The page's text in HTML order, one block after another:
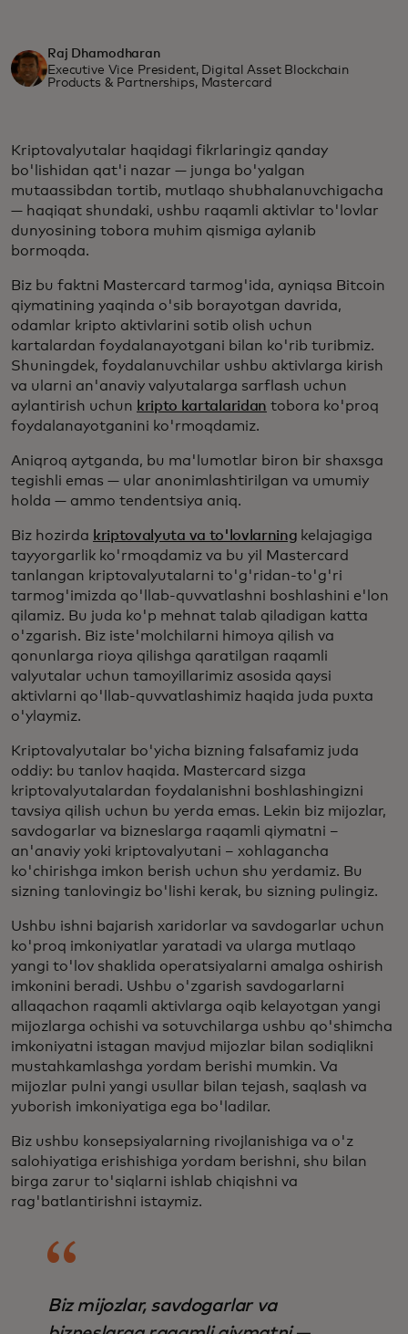
Raj Dhamodharan
Executive Vice President, Digital Asset Blockchain
Products & Partnerships, Mastercard
Kriptovalyutalar haqidagi fikrlaringiz qanday
bo'lishidan qat'i nazar — junga bo'yalgan
mutaassibdan tortib, mutlaqo shubhalanuvchigacha
— haqiqat shundaki, ushbu raqamli aktivlar to'lovlar
dunyosining tobora muhim qismiga aylanib
bormoqda.
Biz bu faktni Mastercard tarmog'ida, ayniqsa Bitcoin
qiymatining yaqinda o'sib borayotgan davrida,
odamlar kripto aktivlarini sotib olish uchun
kartalardan foydalanayotgani bilan ko'rib turibmiz.
Shuningdek, foydalanuvchilar ushbu aktivlarga kirish
va ularni an'anaviy valyutalarga sarflash uchun
aylantirish uchun kripto kartalaridan tobora ko'proq
foydalanayotganini ko'rmoqdamiz.
Aniqroq aytganda, bu ma'lumotlar biron bir shaxsga
tegishli emas — ular anonimlashtirilgan va umumiy
holda — ammo tendentsiya aniq.
Biz hozirda kriptovalyuta va to'lovlarning kelajagiga
tayyorgarlik ko'rmoqdamiz va bu yil Mastercard
tanlangan kriptovalyutalarni to'g'ridan-to'g'ri
tarmog'imizda qo'llab-quvvatlashni boshlashini e'lon
qilamiz. Bu juda ko'p mehnat talab qiladigan katta
o'zgarish. Biz iste'molchilarni himoya qilish va
qonunlarga rioya qilishga qaratilgan raqamli
valyutalar uchun tamoyillarimiz asosida qaysi
aktivlarni qo'llab-quvvatlashimiz haqida juda puxta
o'ylaymiz.
Kriptovalyutalar bo'yicha bizning falsafamiz juda
oddiy: bu tanlov haqida. Mastercard sizga
kriptovalyutalardan foydalanishni boshlashingizni
tavsiya qilish uchun bu yerda emas. Lekin biz mijozlar,
savdogarlar va bizneslarga raqamli qiymatni –
an'anaviy yoki kriptovalyutani – xohlagancha
ko'chirishga imkon berish uchun shu yerdamiz. Bu
sizning tanlovingiz bo'lishi kerak, bu sizning pulingiz.
Ushbu ishni bajarish xaridorlar va savdogarlar uchun
ko'proq imkoniyatlar yaratadi va ularga mutlaqo
yangi to'lov shaklida operatsiyalarni amalga oshirish
imkonini beradi. Ushbu o'zgarish savdogarlarni
allaqachon raqamli aktivlarga oqib kelayotgan yangi
mijozlarga ochishi va sotuvchilarga ushbu qo'shimcha
imkoniyatni istagan mavjud mijozlar bilan sodiqlikni
mustahkamlashga yordam berishi mumkin. Va
mijozlar pulni yangi usullar bilan tejash, saqlash va
yuborish imkoniyatiga ega bo'ladilar.
Biz ushbu konsepsiyalarning rivojlanishiga va o'z
salohiyatiga erishishiga yordam berishni, shu bilan
birga zarur to'siqlarni ishlab chiqishni va
rag'batlantirishni istaymiz.
Biz mijozlar, savdogarlar va